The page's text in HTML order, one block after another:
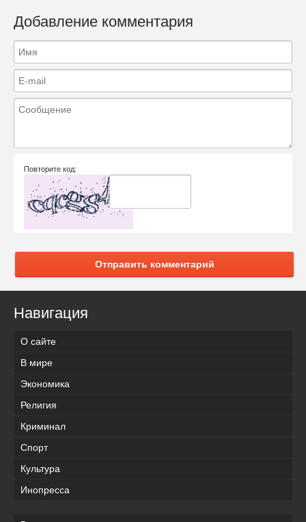
Добавление комментария
Повторите код:
Отправить комментарий
Навигация
О сайте
В мире
Экономика
Религия
Криминал
Спорт
Культура
Инопресса